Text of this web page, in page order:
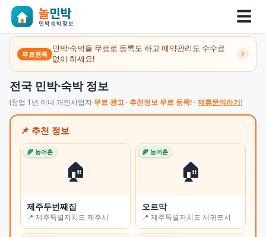
☰
무료등록
민박·숙박을 무료로 등록도 하고 예약관리도 수수료
없이 하세요!
전국 민박·숙박 정보
(창업 1년 이내 개인사업자 무료 광고 · 추천정보 무료 등록! - 제휴문의하기)
📌 추천 정보
🏠
🌾 농어촌
제주두번째집
📍 제주특별자치도 제주시
🏠
🌾 농어촌
오르막
📍 제주특별자치도 서귀포시